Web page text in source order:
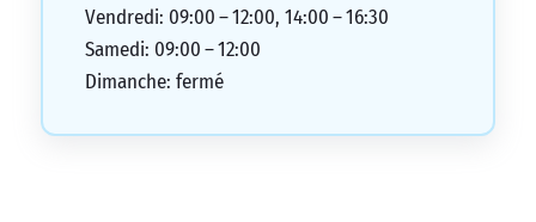
Vendredi: 09:00 – 12:00, 14:00 – 16:30
Samedi: 09:00 – 12:00
Dimanche: fermé